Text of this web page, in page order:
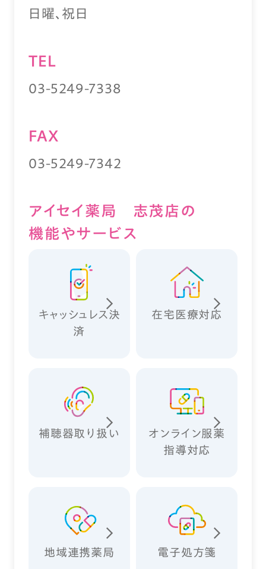
日曜、祝日
TEL
03-5249-7338
FAX
03-5249-7342
アイセイ薬局 志茂店の
機能やサービス
キャッシュレス決
済
在宅医療対応
補聴器取り扱い
オンライン服薬
指導対応
地域連携薬局 電子処方箋